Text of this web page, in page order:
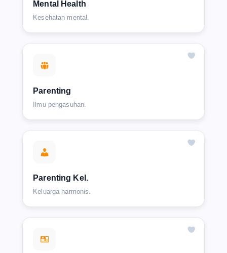
Mental Health
Kesehatan mental.
Parenting
Ilmu pengasuhan.
Parenting Kel.
Keluarga harmonis.